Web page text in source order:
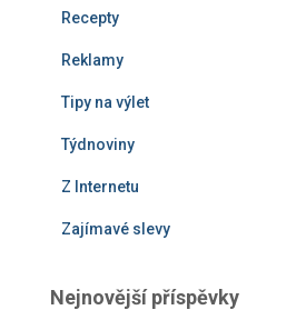
Recepty
Reklamy
Tipy na výlet
Týdnoviny
Z Internetu
Zajímavé slevy
Nejnovější příspěvky